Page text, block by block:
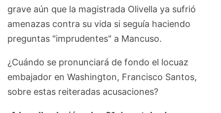
grave aún que la magistrada Olivella ya sufrió
amenazas contra su vida si seguía haciendo
preguntas "imprudentes" a Mancuso.
¿Cuándo se pronunciará de fondo el locuaz
embajador en Washington, Francisco Santos,
sobre estas reiteradas acusaciones?